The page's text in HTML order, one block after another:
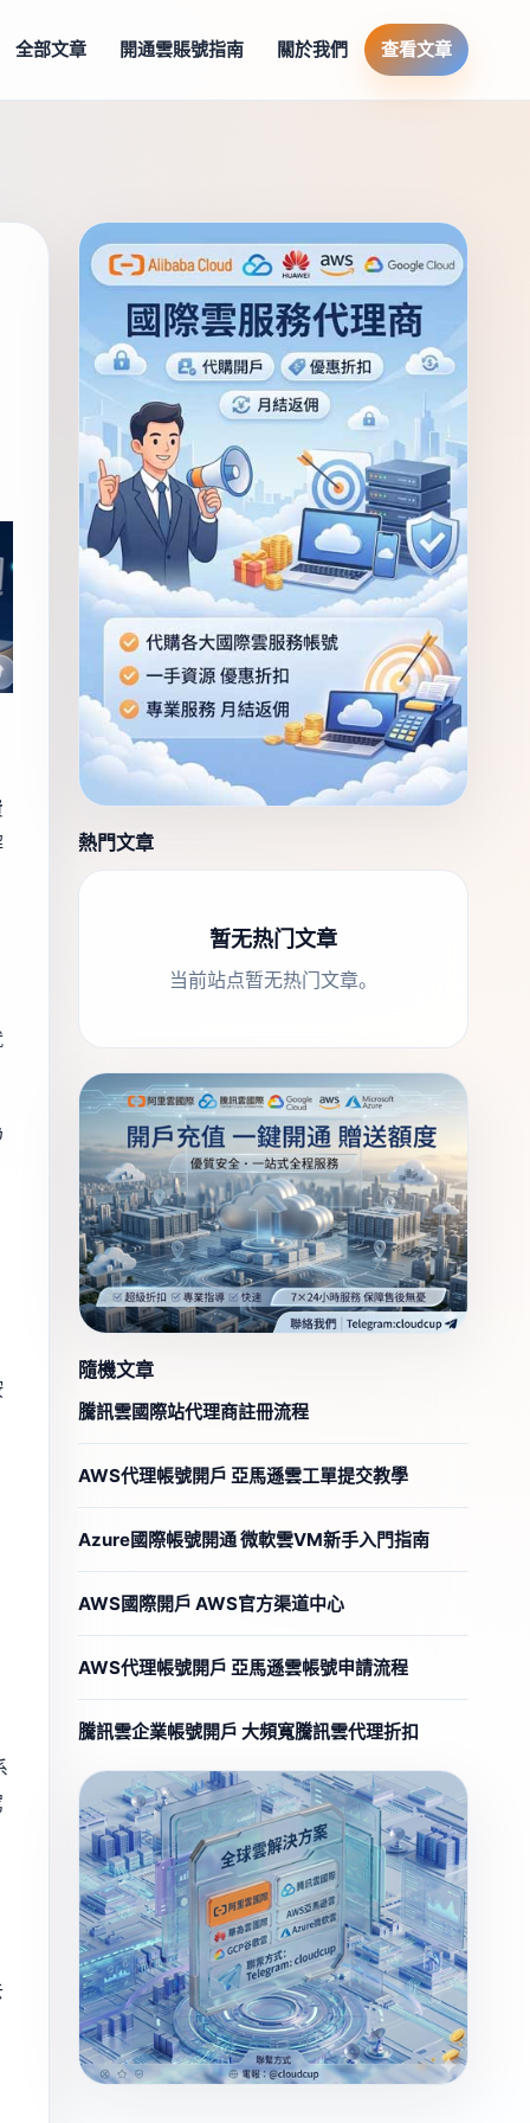
全部文章 開通雲賬號指南 關於我們 查看文章
熱門文章
暂无热门文章
当前站点暂无热门文章。
隨機文章
騰訊雲國際站代理商註冊流程
AWS代理帳號開戶 亞馬遜雲工單提交教學
Azure國際帳號開通 微軟雲VM新手入門指南
AWS國際開戶 AWS官方渠道中心
AWS代理帳號開戶 亞馬遜雲帳號申請流程
騰訊雲企業帳號開戶 大頻寬騰訊雲代理折扣